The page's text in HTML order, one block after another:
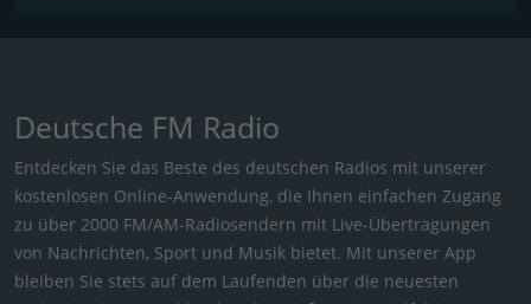
Deutsche FM Radio
Entdecken Sie das Beste des deutschen Radios mit unserer
kostenlosen Online-Anwendung, die Ihnen einfachen Zugang
zu über 2000 FM/AM-Radiosendern mit Live-Übertragungen
von Nachrichten, Sport und Musik bietet. Mit unserer App
bleiben Sie stets auf dem Laufenden über die neuesten